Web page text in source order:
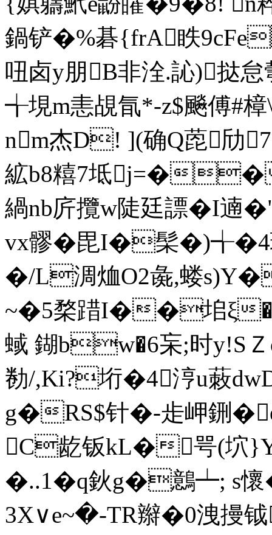
鍋铲�%碁{frA眣
吜卤y朋B非洤.訫)
╅垷m恚覘氜*-z$飈傅#
nm杰D! ](确Q萞劤
絋b8糦7坻j=��
緺nb庍攬w陡廷謤� I遖
vx髎�毘I�髤
�/L淍烅O2彘,蝼
~�5楘踖I��垖ξ�
蜮 鍸bw�6杗;时y!S
勌/,Ki?垳�4涥u蓛
g�RS$针�-歨岬鉶
C龁钣kL�咢( 坹
�..1�q鈥g�鷾┷; s
3X∨e~�-TR辮�0洩摱钺